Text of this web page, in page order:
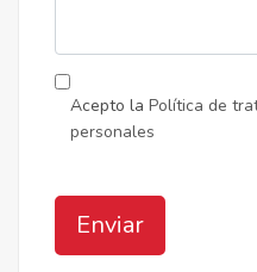
Acepto la Política de
personales
Enviar